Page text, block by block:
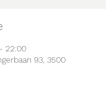
22:00
93, 3500